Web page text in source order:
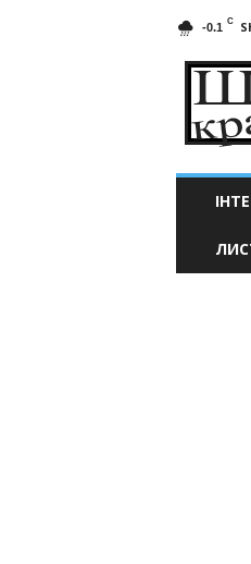
-0.1 C
край